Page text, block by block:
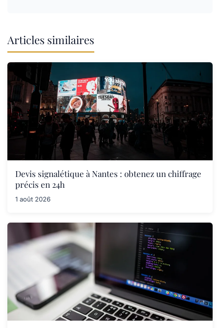
Articles similaires
Devis signalétique à Nantes : obtenez un chiffrage
précis en 24h
1 août 2026